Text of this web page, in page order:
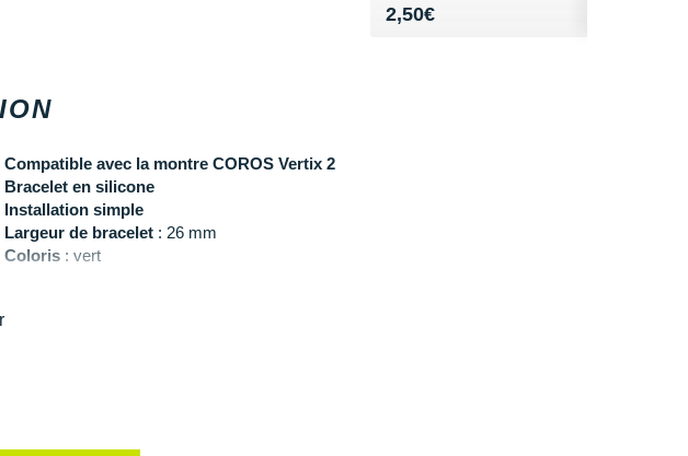
Compatible avec la montre COROS Vertix 2
Bracelet en silicone
Installation simple
Largeur de bracelet: 26 mm
Coloris: vert
produits
2,50€
Vendu 2,50€